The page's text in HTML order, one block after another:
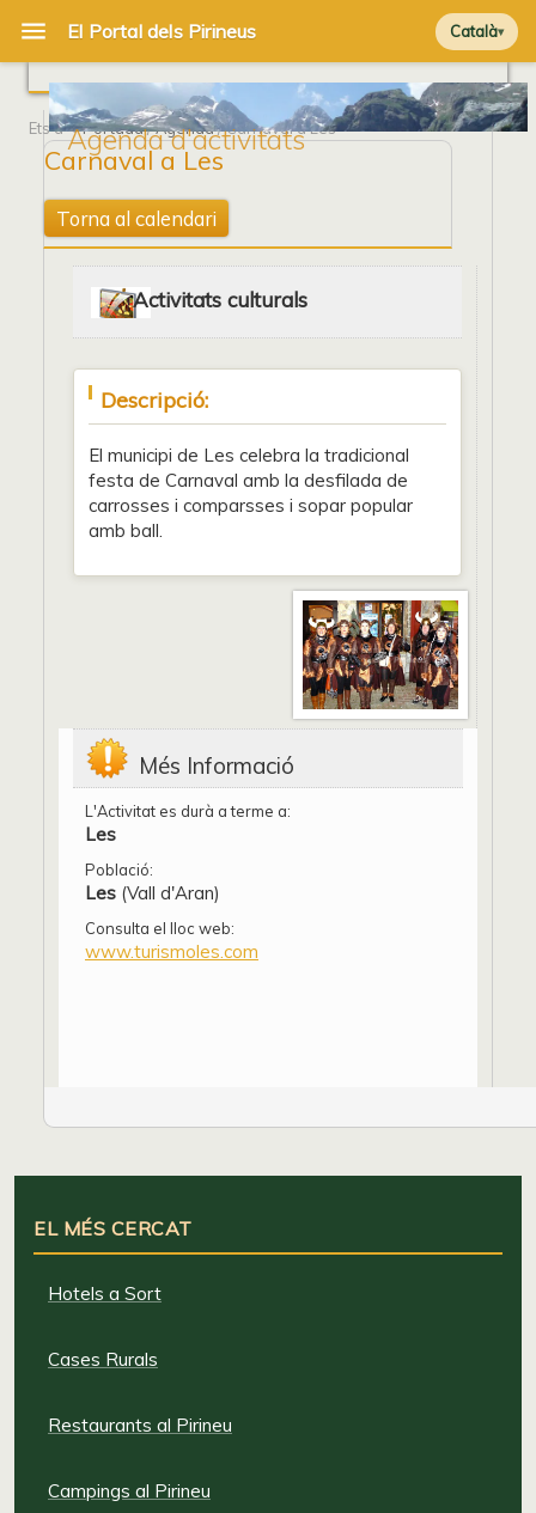
Català
Agenda d'activitats
Ets a Portada/Agenda/ Carnaval a Les
Carnaval a Les
Torna al calendari
Activitats culturals
Descripció:
El municipi de Les celebra la tradicional
festa de Carnaval amb la desfilada de
carrosses i comparsses i sopar popular
amb ball.
Més Informació
L'Activitat es durà a terme a:
Les
Població:
Les (Vall d'Aran)
Consulta el lloc web:
www.turismoles.com
EL MÉS CERCAT
Hotels a Sort
Cases Rurals
Restaurants al Pirineu
Campings al Pirineu